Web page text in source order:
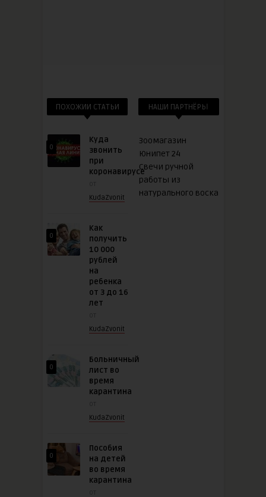
ПОХОЖИИ СТАТЬИ
0
Куда
звонить
при
коронавирусе
KudaZvonit
0
Как
получить
10 000
рублей
на
ребенка
от 3 до 16
лет
KudaZvonit
0
Больничный
лист во
время
карантина
KudaZvonit
0
Пособия
на детей
во время
карантина
НАШИ ПАРТНЁРЫ
Зоомагазин
Юнипет 24
Свечи ручной
работы из
натурального воска